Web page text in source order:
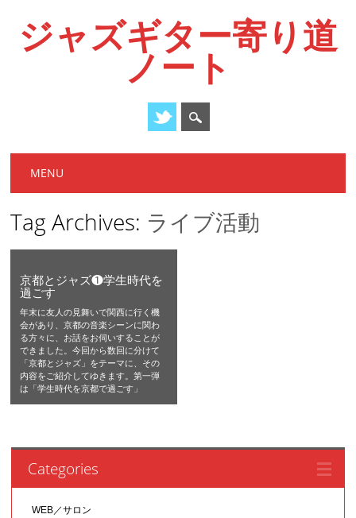
ジャズギター寄り道
ノート
Main menu
MENU
Tag Archives: ライブ活動
京都とジャズ❶学生時代を
過ごす
年末に友人の見舞いで関西に行く機
会があり、京都の音楽シーンに関わ
る方々に、お話をお伺いすることが
できました。今回から数回に分けて
「京都とジャズ」をテーマに、その
内容をご紹介してゆきます。第一弾
は「学生時代を京都で過ごす」
Categories
WEB／サロン